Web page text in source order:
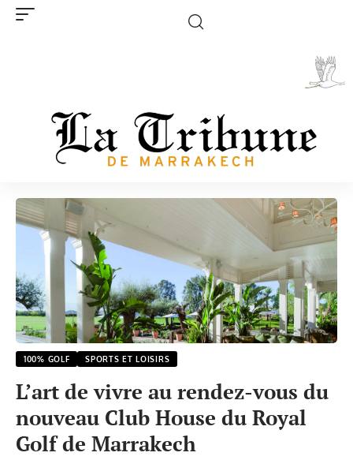
100% GOLF SPORTS ET LOISIRS
L’art de vivre au rendez-vous du
nouveau Club House du Royal
Golf de Marrakech